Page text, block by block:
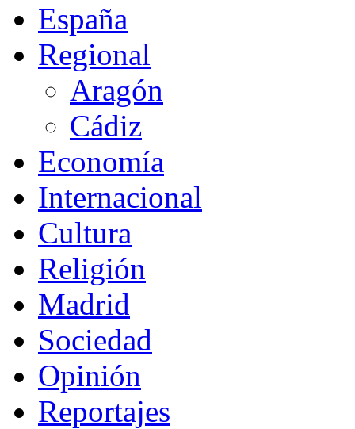
España
Regional
Aragón
Cádiz
Economía
Internacional
Cultura
Religión
Madrid
Sociedad
Opinión
Reportajes